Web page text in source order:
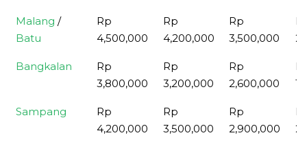
Tujuan
Big Bus
50 & 59
Medium
Bus Long
Medium
Bus 31
Malang /
Batu
Rp
4,500,000
Rp
4,200,000
Rp
3,500,000
Bangkalan
Rp
3,800,000
Rp
3,200,000
Rp
2,600,000
Sampang
Rp
4,200,000
Rp
3,500,000
Rp
2,900,000